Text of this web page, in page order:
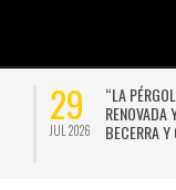
29
JUL 2026
“LA
RENOVADA
BECERRA Y